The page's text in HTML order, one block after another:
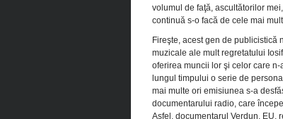
volumul de faţă, ascultătorilor
continuă s-o facă de cele mai
Fireşte, acest gen de
muzicale ale mult regretatului
oferirea muncii lor şi celor care
lungul timpului o serie de
mai multe ori emisiunea s-a
documentarului radio, care
Asfel, documentarul Verdun, EU,